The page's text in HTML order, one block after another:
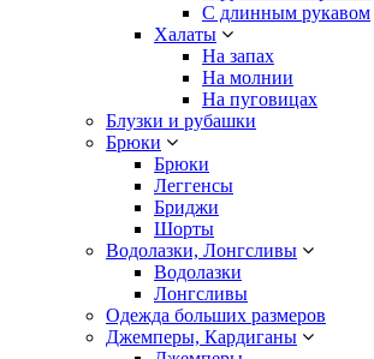
С длинным рукавом
Халаты
На запах
На молнии
На пуговицах
Блузки и рубашки
Брюки
Брюки
Леггенсы
Бриджи
Шорты
Водолазки, Лонгсливы
Водолазки
Лонгсливы
Одежда больших размеров
Джемперы, Кардиганы